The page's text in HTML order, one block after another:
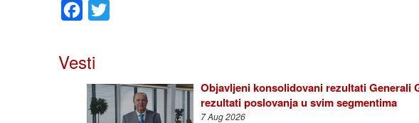
Facebook
Vesti
Objavljeni konsolidovani rezultati Generali
rezultati poslovanja u svim segmentima
7 Aug 2026